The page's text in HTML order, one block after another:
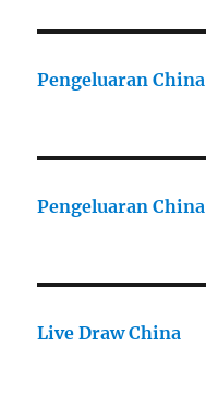
Pengeluaran China
Pengeluaran China
Live Draw China